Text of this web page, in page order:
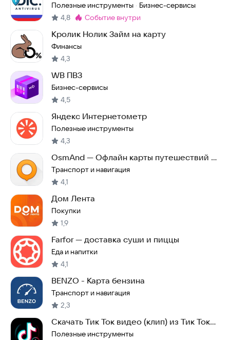
Полезные инструменты · Бизнес-сервисы
4,8 Метка:
событие внутри
Кролик Нолик Займ на карту
Финансы
4,3
WB ПВЗ
Бизнес-сервисы
4,5
Яндекс Интернетометр
Полезные инструменты
4,3
OsmAnd — Офлайн карты путешествий и
навигация
Транспорт и навигация
4,1
Дом Лента
Покупки
1,9
Farfor — доставка суши и пиццы
Еда и напитки
4,1
BENZO - Карта бензина
Транспорт и навигация
2,3
Скачать Тик Ток видео (клип) из Тик Ток
(TikTok)
Полезные инструменты